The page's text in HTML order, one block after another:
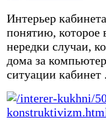
Интерьер
понятию, которое
нередки случаи,
дома за
ситуации кабинет